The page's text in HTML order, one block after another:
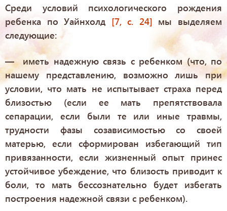
Среди условий психологического рождения
ребенка по Уайнхолд [7, с. 24] мы выделяем
следующие:
— иметь надежную связь с ребенком (что, по
нашему представлению, возможно лишь при
условии, что мать не испытывает страха перед
близостью (если ее мать препятствовала
сепарации, если были те или иные травмы,
трудности фазы созависимостью со своей
матерью, если сформирован избегающий тип
привязанности, если жизненный опыт принес
устойчивое убеждение, что близость приводит к
боли, то мать бессознательно будет избегать
построения надежной связи с ребенком).